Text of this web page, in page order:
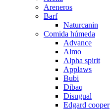
Areneros
Barf
Naturcanin
Comida húmeda
Advance
Almo
Alpha spirit
Applaws
Bubi
Dibaq
Disugual
Edgard cooper